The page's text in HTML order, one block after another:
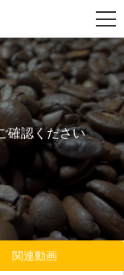
確認ください
関連動画